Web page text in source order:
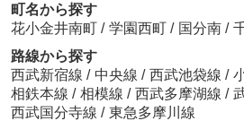
町名から探す
花小金井南町 / 学園西町 / 国分南 /
路線から探す
西武新宿線 / 中央線 / 西武池袋線 /
相鉄本線 / 相模線 / 西武多摩湖線 /
西武国分寺線 / 東急多摩川線